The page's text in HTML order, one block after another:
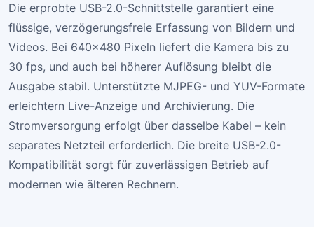
Die erprobte USB-2.0-Schnittstelle garantiert eine
flüssige, verzögerungsfreie Erfassung von Bildern und
Videos. Bei 640×480 Pixeln liefert die Kamera bis zu
30 fps, und auch bei höherer Auflösung bleibt die
Ausgabe stabil. Unterstützte MJPEG- und YUV-Formate
erleichtern Live-Anzeige und Archivierung. Die
Stromversorgung erfolgt über dasselbe Kabel – kein
separates Netzteil erforderlich. Die breite USB-2.0-
Kompatibilität sorgt für zuverlässigen Betrieb auf
modernen wie älteren Rechnern.